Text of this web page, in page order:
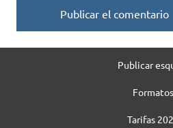
Publicar
Formatos
Tarifas